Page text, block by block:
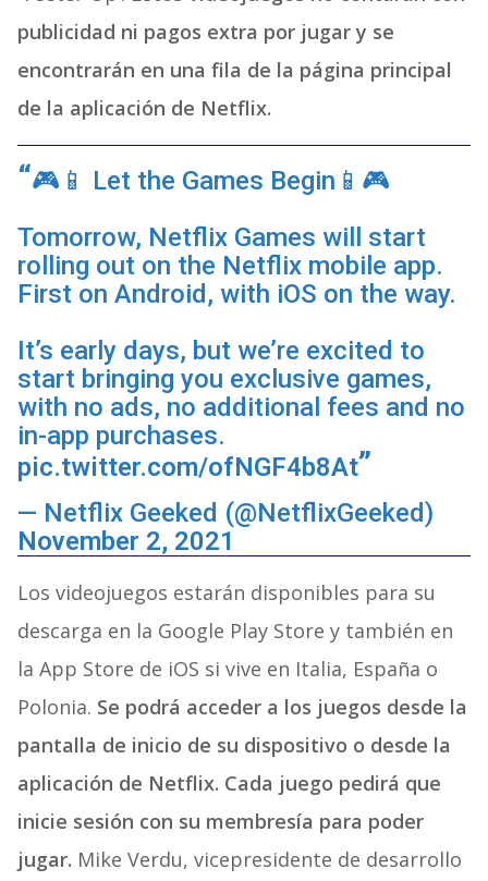
publicidad ni pagos extra por jugar y se
encontrarán en una fila de la página principal
de la aplicación de Netflix.
🎮📱 Let the Games Begin📱🎮
Tomorrow, Netflix Games will start
rolling out on the Netflix mobile app.
First on Android, with iOS on the way.
It’s early days, but we’re excited to
start bringing you exclusive games,
with no ads, no additional fees and no
in-app purchases.
pic.twitter.com/ofNGF4b8At
— Netflix Geeked (@NetflixGeeked)
November 2, 2021
Los videojuegos estarán disponibles para su
descarga en la Google Play Store y también en
la App Store de iOS si vive en Italia, España o
Polonia. Se podrá acceder a los juegos desde la
pantalla de inicio de su dispositivo o desde la
aplicación de Netflix. Cada juego pedirá que
inicie sesión con su membresía para poder
jugar. Mike Verdu, vicepresidente de desarrollo